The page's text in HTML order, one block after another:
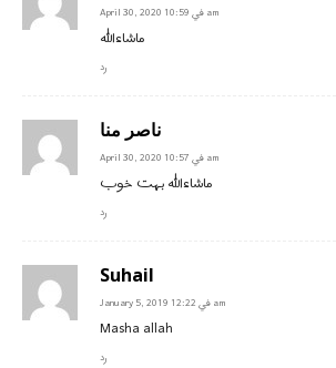
April 30, 2020 في 10:59 am
ماشاءالله
رد
ناصر منا
April 30, 2020 في 10:57 am
ماشاءالله بہت خوب
رد
Suhail
January 5, 2019 في 12:22 am
Masha allah
رد